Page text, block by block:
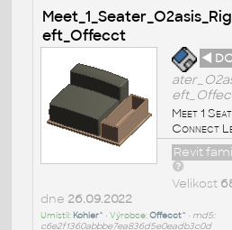
eft_Offecct
◄
Meet 1
Connect
Revit
Velikost
dne 26.09.2022
Umístil: Kohler^ • Výrobce:Offecct^ • md5:
c6e2f1360abbbe7ea836d5e0eadb3c0d